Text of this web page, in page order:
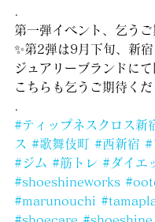
第一弾イベント、乞う
✨第2弾は9月下旬、新
ジュアリーブランドにて
こちらも乞うご期待くだ
#ティップネスクロス新
ス #歌舞伎町 #西新宿 #
#ジム #筋トレ #ダイエ
#shoeshineworks
#marunouchi